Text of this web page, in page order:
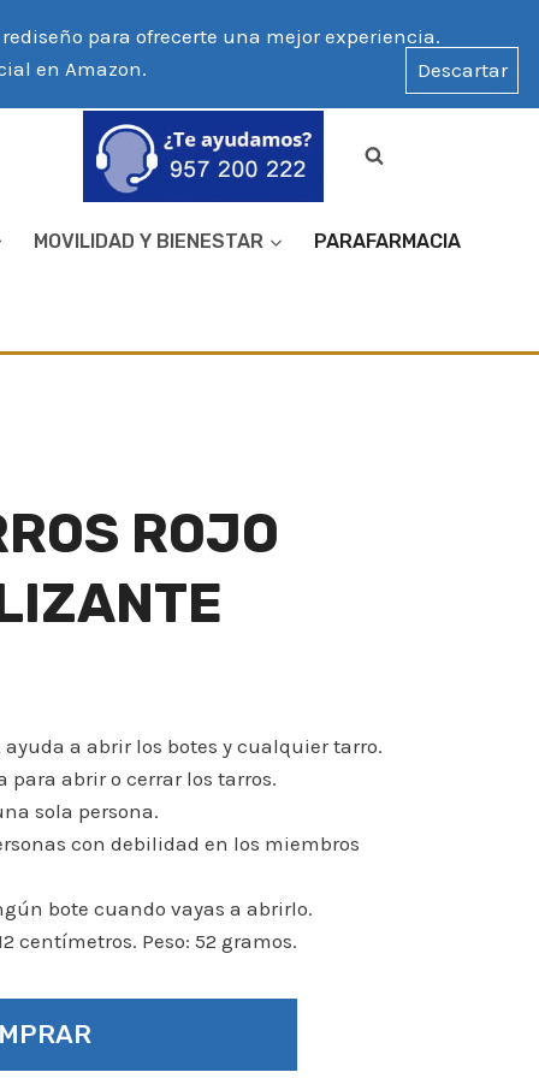
para ofrecerte una mejor experiencia.
en Amazon.
Descartar
MOVILIDAD Y BIENESTAR PARAFARMACIA
ROJO
a abrir los botes y cualquier tarro.
para abrir o cerrar los tarros.
sola persona.
con debilidad en los miembros
bote cuando vayas a abrirlo.
centímetros. Peso: 52 gramos.